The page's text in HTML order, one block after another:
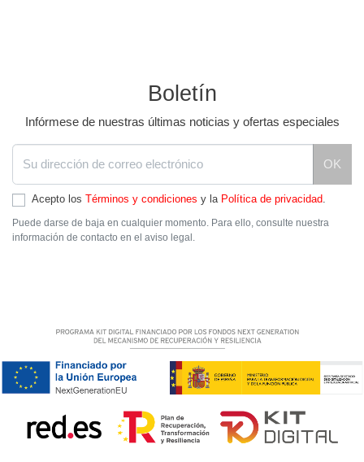
Boletín
Infórmese de nuestras últimas noticias y ofertas especiales
OK
Acepto los Términos y condiciones y la Política de privacidad
Puede darse de baja en cualquier momento. Para ello, consulte nuestra
información de contacto en el aviso legal.